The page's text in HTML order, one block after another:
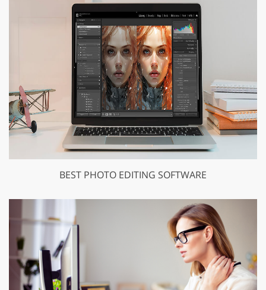
BEST PHOTO EDITING SOFTWARE